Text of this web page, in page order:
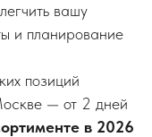
вашу
и планирование
позиций
— от 2 дней
в 2026